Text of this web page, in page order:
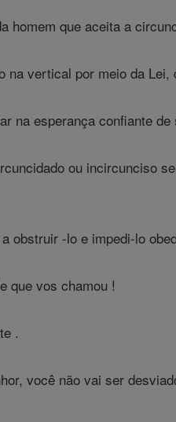
homem que aceita a
na vertical por meio da
na esperança confiante
ou incircunciso
obstruir -lo e impedi-lo
que vos chamou !
.
você não vai ser